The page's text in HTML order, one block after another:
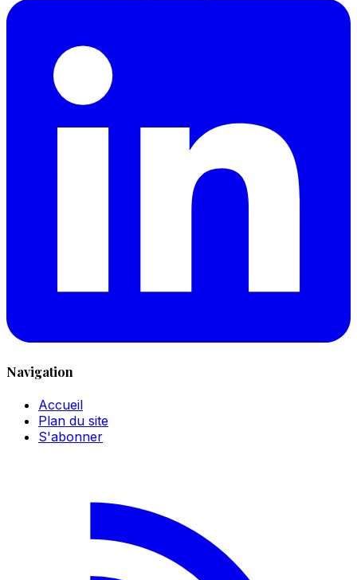
Navigation
Accueil
Plan du site
S'abonner